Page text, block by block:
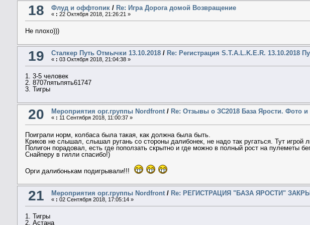
18 Флуд и оффтопик/ Re: Игра Дорога домой Возвращение
« : 22 Октября 2018, 21:26:21 »
Не плохо)))
19 Сталкер Путь Отмычки 13.10.2018/ Re: Регистрация S.T.A.L.K.E.R. 13.10.2018
« : 03 Октября 2018, 21:04:38 »
1. 3-5 человек
2. 8707пятьпять61747
3. Тигры
20 Мероприятия орг.группы Nordfront/ Re: Отзывы о ЗС2018 База Ярости. Фото и
« : 11 Сентября 2018, 11:00:37 »
Поиграли норм, колбаса была такая, как должна была быть.
Криков не слышал, слышал ругань со стороны далибонек, не надо так ругаться. Тут игрой
Полигон порадовал, есть где поползать скрытно и где можно в полный рост на пулеметы
Снайперу в гилли спасибо!)
Орги далибонькам подигрывали!!!
21 Мероприятия орг.группы Nordfront/ Re: РЕГИСТРАЦИЯ "БАЗА ЯРОСТИ"
« : 02 Сентября 2018, 17:05:14 »
1. Тигры
2. Астана